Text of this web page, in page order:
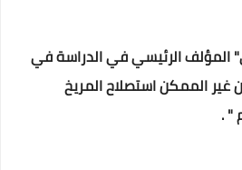
الرئيسي في الدراسة في
غير الممكن استصلاح المريخ
" .